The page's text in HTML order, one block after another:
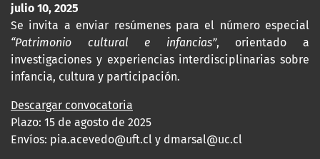
julio 10, 2025
Se invita a enviar resúmenes para el número especial
“Patrimonio cultural e infancias”, orientado a
investigaciones y experiencias interdisciplinarias sobre
infancia, cultura y participación.
Descargar convocatoria
Plazo: 15 de agosto de 2025
Envíos: pia.acevedo@uft.cl y dmarsal@uc.cl